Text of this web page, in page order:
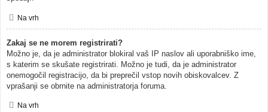
Na vrh
Zakaj se ne morem registrirati?
Možno je, da je administrator blokiral vaš IP naslov ali uporabniško ime,
s katerim se skušate registrirati. Možno je tudi, da je administrator
onemogočil registracijo, da bi preprečil vstop novih obiskovalcev. Z
vprašanji se obrnite na administratorja foruma.
Na vrh